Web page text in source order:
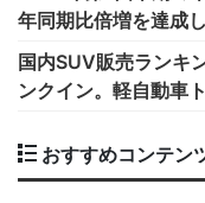
年同期比倍増を達成
国内SUV販売ランキ
ンクイン。軽自動車
おすすめコンテン